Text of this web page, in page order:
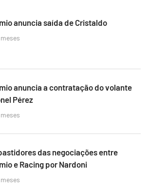
anuncia saída de Cristaldo
anuncia a contratação do volante
Pérez
das negociações entre
e Racing por Nardoni